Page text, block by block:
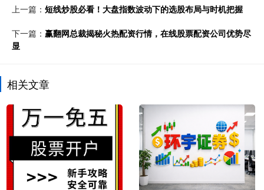
上一篇： 短线炒股必看！大盘指数波动下的选股布局与时机把握
下一篇： 赢翻网总裁揭秘火热配资行情，在线股票配资公司优势尽
显
相关文章